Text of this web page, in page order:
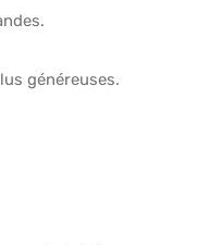
généreuses.